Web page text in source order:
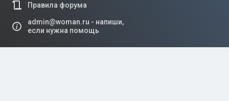
Правила форума
admin@woman.ru - напиши,
если нужна помощь